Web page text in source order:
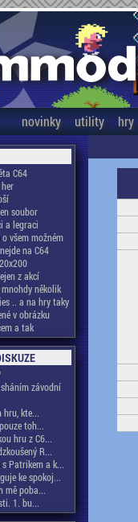
novinky utility hry
C64
soubor
a legraci
všem možném
na C64
z akcí
několik
.. a na hry taky
v obrázku
a tak
závodní
hru, kte...
toh...
hru z C6...
R...
Patrikem a k...
ke spokoj...
mě poba...
1. bu...